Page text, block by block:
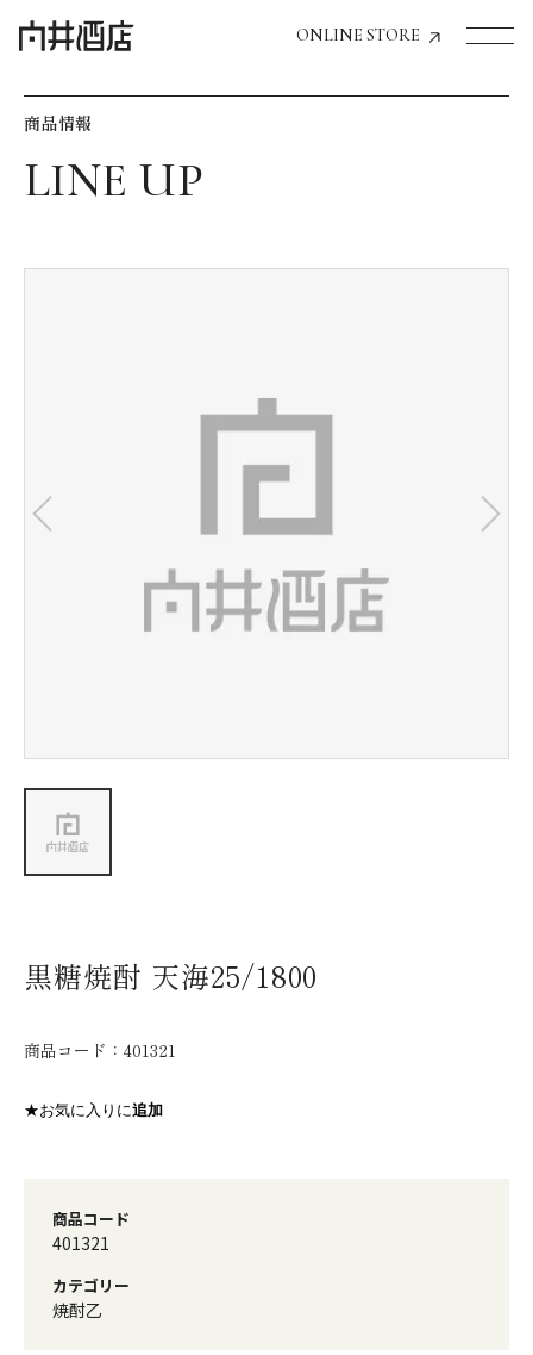
ONLINE STORE
飲食店経営のお客様
お気に入り機能の活用方法
会社情報
商品情報
黒糖焼酎 天海25/1800
商品コード： 401321
★お気に入りに追加
商品コード
401321
カテゴリー
焼酎乙